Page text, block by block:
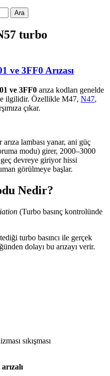
turbo
ve 3FF0 Arızası
ve 3FF0 arıza kodları genelde
ilgilidir. Özellikle M47, N47,
çıkar.
arıza lambası yanar, ani güç
modu) girer, 2000–3000
devreye giriyor hissi
görülmeye başlar.
Nedir?
(Turbo basınç kontrolünde
turbo basıncı ile gerçek
dolayı bu arızayı verir.
sıkışması